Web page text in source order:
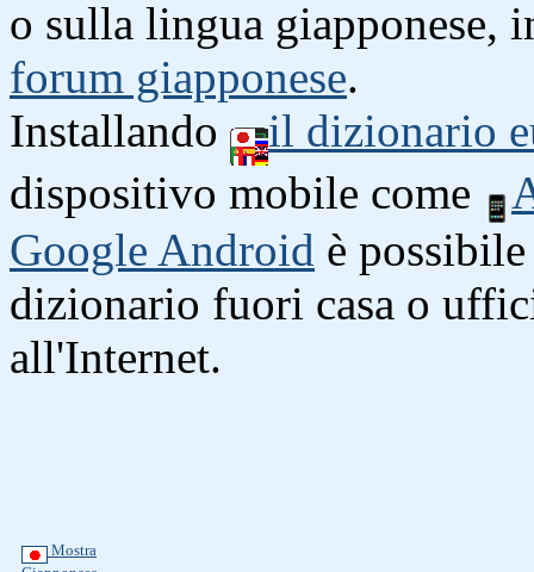
o sulla lingua giapponese,
forum giapponese.
Installando
il dizionario
dispositivo mobile come
Google Android è
dizionario fuori casa o
all'Internet.
Mostra